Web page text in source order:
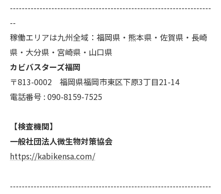
--------------------------------------------------------------------
--
稼働エリアは九州全域：福岡県・熊本県・佐賀県・長崎
県・大分県・宮崎県・山口県
カビバスターズ福岡
〒813-0002 福岡県福岡市東区下原3丁目21-14
電話番号 : 090-8159-7525
【検査機関】
一般社団法人微生物対策協会
https://kabikensa.com/
--------------------------------------------------------------------